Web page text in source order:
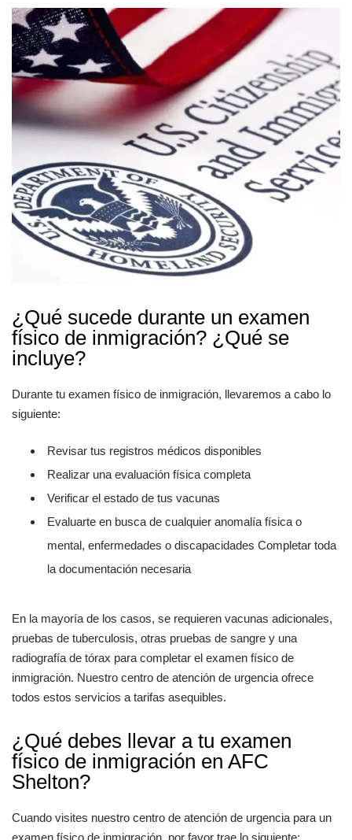
¿Qué sucede durante un examen
físico de inmigración? ¿Qué se
incluye?
Durante tu examen físico de inmigración, llevaremos a cabo lo
siguiente:
Revisar tus registros médicos disponibles
Realizar una evaluación física completa
Verificar el estado de tus vacunas
Evaluarte en busca de cualquier anomalía física o
mental, enfermedades o discapacidades Completar toda
la documentación necesaria
En la mayoría de los casos, se requieren vacunas adicionales,
pruebas de tuberculosis, otras pruebas de sangre y una
radiografía de tórax para completar el examen físico de
inmigración. Nuestro centro de atención de urgencia ofrece
todos estos servicios a tarifas asequibles.
¿Qué debes llevar a tu examen
físico de inmigración en AFC
Shelton?
Cuando visites nuestro centro de atención de urgencia para un
examen físico de inmigración, por favor trae lo siguiente: